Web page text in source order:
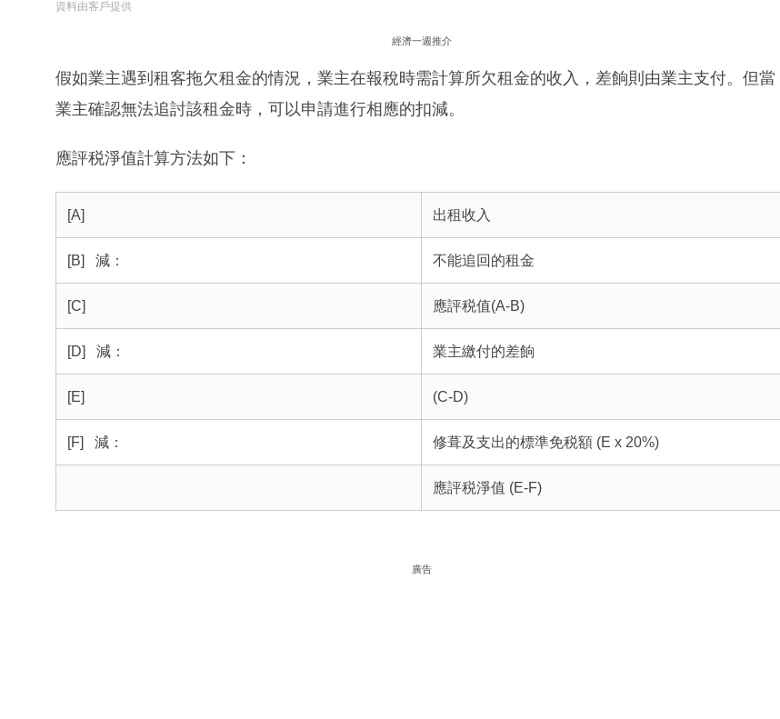
資料由客戶提供
經濟一週推介
假如業主遇到租客拖欠租金的情況，業主在報稅時需計算所欠租金的收入，差餉則由業主支付。但當
業主確認無法追討該租金時，可以申請進行相應的扣減。
應評税淨值計算方法如下：
[A] 出租收入
[B] 減： 不能追回的租金
[C] 應評税值(A-B)
[D] 減： 業主繳付的差餉
[E] (C-D)
[F] 減： 修葺及支出的標準免税額 (E x 20%)
應評税淨值 (E-F)
廣告